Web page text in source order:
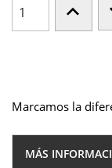
Marcamos la
MÁS